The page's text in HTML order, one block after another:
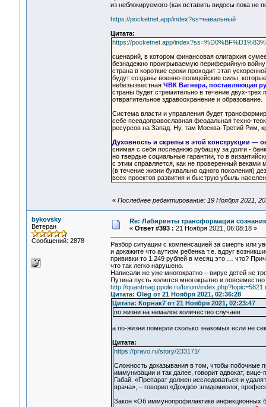
из неблокируемого (как вставить видосы пока не
https://pocketnet.app/index?ss=навальный
Цитата:
https://pocketnet.app/
сценарий, в котором финансовая олигархия
безнадежно проигрываемую периферийную
страна в короткие сроки проходит этап
будут созданы военно-полицейские силы,
небезызвестная ЧВК Вагнера, поставляющая
страны будет стремительно в течение двух-
отвратительное здравоохранение и образование.
Система власти и управления будет
себе псевдоправославная феодальная техно-
ресурсов на Запад. Ну, там Москва-Третий Рим,
Духовность и скрепы в этой конструкции —
снимая с себя последнюю рубашку за долги -
но твердые социальные гарантии, то в
с этим справляется, как не проверенный веками
(в течение жизни буквально одного поколения)
всех проектов развития и быструю убыль
« Последнее редактирование: 19 Ноября 2021,
bykovsky
Ветеран
Сообщений: 2878
Re: Лабиринты трансформации
« Ответ #393 : 21 Ноября 2021, 06:08:18 »
Разбор ситуации с компенсацией за смерть или
и докажите что аутизм ребенка т.е. вдруг
прививки то 1.249 рублей в месяц это … что?
что так легко нарушено.
Написали же уже многократно – вирус детей не
Путина пусть колются многократно и
http://quantmag.ppole.ru/forum/
Цитата: Oleg от 21 Ноября 2021, 02:36:28
Цитата: Корнак7 от 21 Ноября 2021, 02:23:47
по жизни на немалое количество случаев
а по-жизни померли сколько знакомых если не
Цитата:
https://pravo.ru/story/233171/
Сложность доказывания в том, чтобы побочные
иммунизации и так далее, говорит адвокат,
Габай. «Препарат должен исследоваться и
врача», – говорил «Дождю» эпидемиолог,
Закон «Об иммунопрофилактике инфекционных